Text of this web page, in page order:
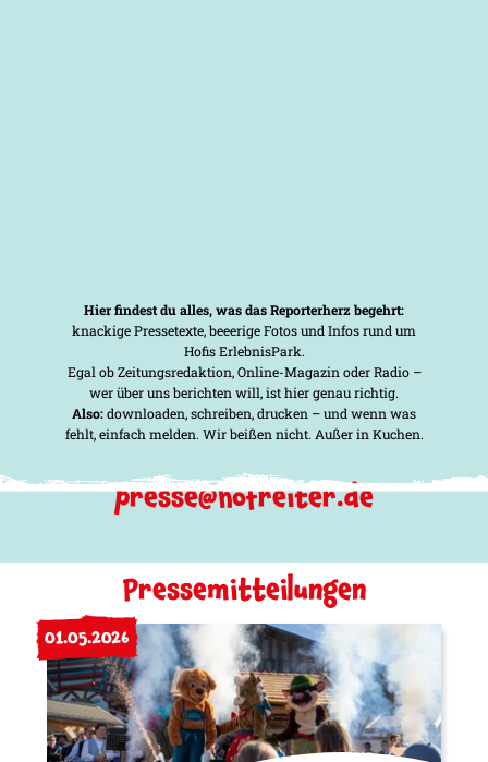
Hier findest du alles, was das Reporterherz begehrt:
knackige Pressetexte, beeerige Fotos und Infos rund um
Hofis ErlebnisPark.
Egal ob Zeitungsredaktion, Online-Magazin oder Radio –
wer über uns berichten will, ist hier genau richtig.
Also:downloaden, schreiben, drucken – und wenn was
fehlt, einfach melden. Wir beißen nicht. Außer in Kuchen.
presse@hofreiter.de
Pressemitteilungen
01.05.2026